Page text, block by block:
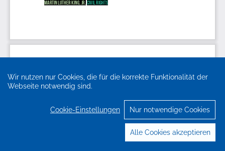
Wir nutzen nur Cookies, die für die korrekte Funktionalität der
Webseite notwendig sind.
Cookie-Einstellungen Nur notwendige Cookies
Alle Cookies akzeptieren